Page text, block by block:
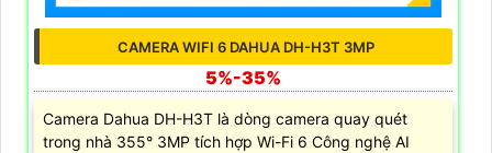
CAMERA WIFI 6 DAHUA DH-H3T 3MP
5%-35%
Camera Dahua DH-H3T là dòng camera quay quét
trong nhà 355° 3MP tích hợp Wi-Fi 6 Công nghệ AI